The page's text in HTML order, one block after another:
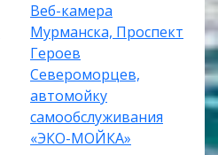
Веб-камера
Мурманска, Проспект
Героев
Североморцев,
автомойку
самообслуживания
«ЭКО-МОЙКА»